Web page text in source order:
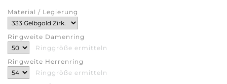
Material / Legierung
Ringweite Damenring
Ringgröße ermitteln
Ringweite Herrenring
Ringgröße ermitteln